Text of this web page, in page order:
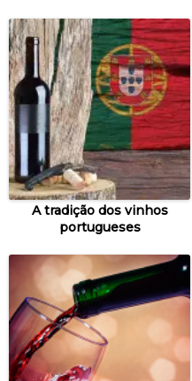
A tradição dos vinhos
portugueses